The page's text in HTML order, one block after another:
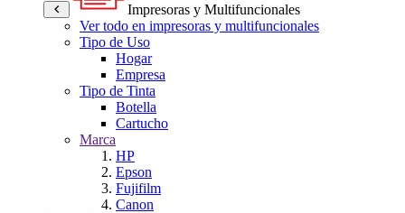
Impresoras y Multifuncionales
Ver todo en impresoras y multifuncionales
Tipo de Uso
Hogar
Empresa
Tipo de Tinta
Botella
Cartucho
Marca
HP
Epson
Fujifilm
Canon